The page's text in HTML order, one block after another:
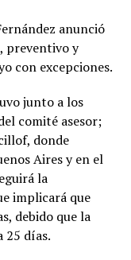
anunció
preventivo y
con excepciones.
junto a los
comité asesor;
donde
Aires y en el
la
implicará que
debido que la
25 días.